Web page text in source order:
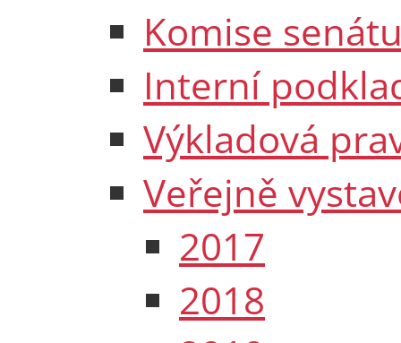
Komise
Interní
Výkladová
Veřejně
2017
2018